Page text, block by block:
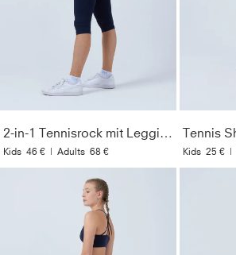
2-in-1 Tennisrock mit Leggings / Skapri, navy blau
Kids 46 € | Adults 68 € Kids 25 € |